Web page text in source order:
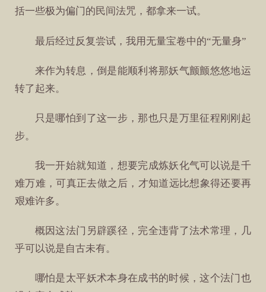
括一些极为偏门的民间法咒，都拿来一试。
最后经过反复尝试，我用无量宝卷中的“无量身”
来作为转息，倒是能顺利将那妖气颤颤悠悠地运
转了起来。
只是哪怕到了这一步，那也只是万里征程刚刚起
步。
我一开始就知道，想要完成炼妖化气可以说是千
难万难，可真正去做之后，才知道远比想象得还要再
艰难许多。
概因这法门另辟蹊径，完全违背了法术常理，几
乎可以说是自古未有。
哪怕是太平妖术本身在成书的时候，这个法门也